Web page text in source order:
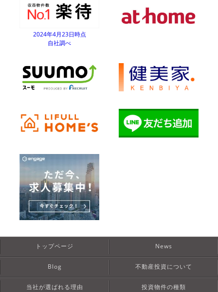
2024年4月23日時点
自社調べ
トップページ News
Blog 不動産投資について
当社が選ばれる理由 投資物件の種類